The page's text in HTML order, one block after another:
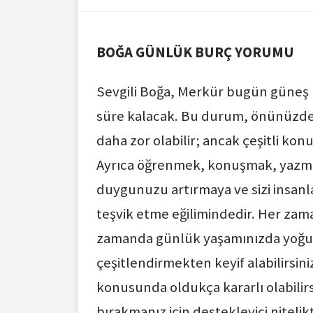
BOĞA GÜNLÜK BURÇ YORUMU
Sevgili Boğa, Merkür bugün güneş
süre kalacak. Bu durum,
daha zor olabilir; ancak çeşitli
Ayrıca öğrenmek, konuşmak,
duygunuzu artırmaya ve sizi
teşvik etme eğilimindedir. Her
zamanda günlük yaşamınızda
çeşitlendirmekten keyif
konusunda oldukça kararlı